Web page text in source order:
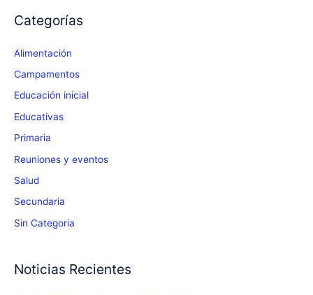
Categorías
Alimentación
Campamentos
Educación inicial
Educativas
Primaria
Reuniones y eventos
Salud
Secundaria
Sin Categoria
Noticias Recientes